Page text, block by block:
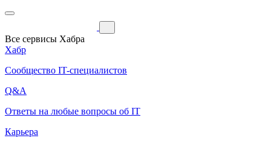
Все сервисы Хабра
Хабр
Сообщество IT-специалистов
Q&A
Ответы на любые вопросы об IT
Карьера